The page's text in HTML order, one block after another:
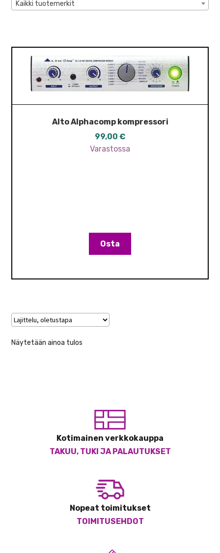
MIKROFONIT
MIKSERIT
PA / STUDIOTARVIKKEET
PA-KAIUTTIMET
Kaikki tuotemerkit
Alto Alphacomp kompressori
99,00 €
Varastossa
Osta
Näytetään ainoa tulos
Kotimainen verkkokauppa
TAKUU, TUKI JA PALAUTUKSET
Nopeat toimitukset
TOIMITUSEHDOT